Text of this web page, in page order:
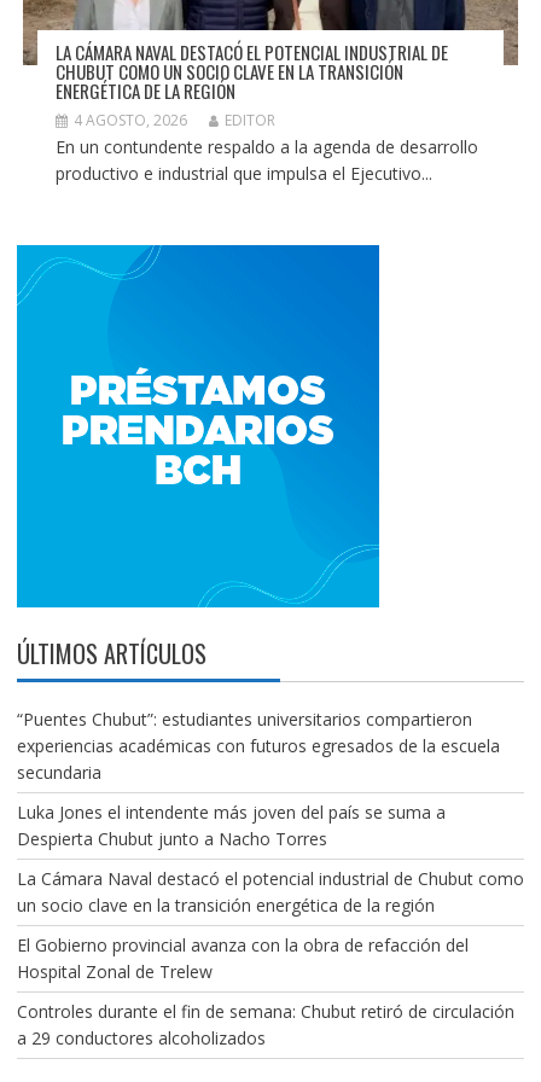
LA CÁMARA NAVAL DESTACÓ EL POTENCIAL INDUSTRIAL DE
CHUBUT COMO UN SOCIO CLAVE EN LA TRANSICIÓN
ENERGÉTICA DE LA REGIÓN
4 AGOSTO, 2026 EDITOR
En un contundente respaldo a la agenda de desarrollo
productivo e industrial que impulsa el Ejecutivo...
ÚLTIMOS ARTÍCULOS
“Puentes Chubut”: estudiantes universitarios compartieron
experiencias académicas con futuros egresados de la escuela
secundaria
Luka Jones el intendente más joven del país se suma a
Despierta Chubut junto a Nacho Torres
La Cámara Naval destacó el potencial industrial de Chubut como
un socio clave en la transición energética de la región
El Gobierno provincial avanza con la obra de refacción del
Hospital Zonal de Trelew
Controles durante el fin de semana: Chubut retiró de circulación
a 29 conductores alcoholizados